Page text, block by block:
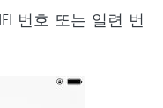
번호 또는 일련 번